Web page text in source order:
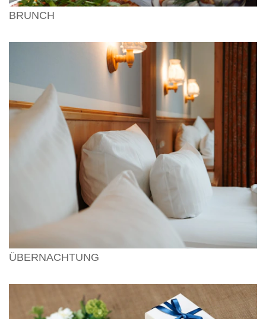
BRUNCH
ÜBERNACHTUNG